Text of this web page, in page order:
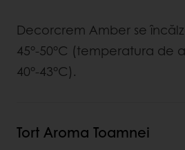
Decorcrem Amber se
45°-50°C (temperatura de
40°-43°C).
Tort Aroma Toamnei